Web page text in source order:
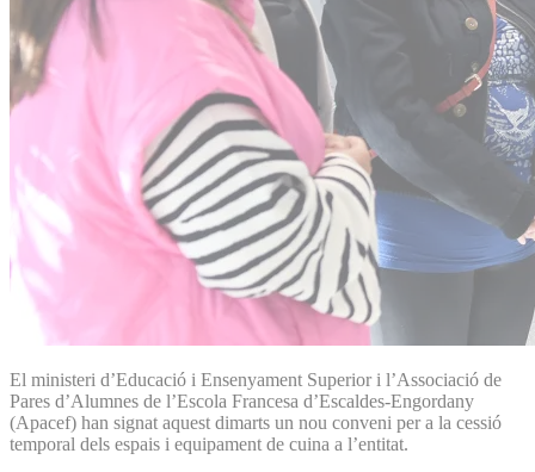
El ministeri d’Educació i Ensenyament Superior i l’Associació de
Pares d’Alumnes de l’Escola Francesa d’Escaldes-Engordany
(Apacef) han signat aquest dimarts un nou conveni per a la cessió
temporal dels espais i equipament de cuina a l’entitat.